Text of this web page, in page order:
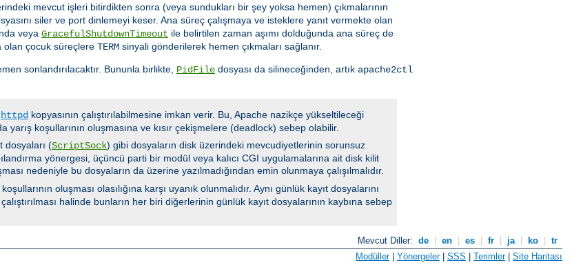
mevcut işleri bitirdikten sonra (veya sundukları bir şey yoksa hemen) çıkmalarının
siler ve port dinlemeyi keser. Ana süreç çalışmaya ve isteklere yanıt vermekte olan
veya GracefulShutdownTimeout ile belirtilen zaman aşımı dolduğunda ana süreç de
olan çocuk süreçlere TERM sinyali gönderilerek hemen çıkmaları sağlanır.
sonlandırılacaktır. Bununla birlikte, PidFile dosyası da silineceğinden, artık apache2ctl
httpd kopyasının çalıştırılabilmesine imkan verir. Bu, Apache nazikçe yükseltileceği
koşullarının oluşmasına ve kısır çekişmelere (deadlock) sebep olabilir.
dosyaları (ScriptSock) gibi dosyaların disk üzerindeki mevcudiyetlerinin sorunsuz
yönergesi, üçüncü parti bir modül veya kalıcı CGI uygulamalarına ait disk kilit
nedeniyle bu dosyaların da üzerine yazılmadığından emin olunmaya çalışılmalıdır.
oluşması olasılığına karşı uyanık olunmalıdır. Aynı günlük kayıt dosyalarını
çalıştırılması halinde bunların her biri diğerlerinin günlük kayıt dosyalarının kaybına sebep
Mevcut Diller: de en es fr ja ko
tr
Modüller| Yönergeler| SSS | Terimler| Site Haritası